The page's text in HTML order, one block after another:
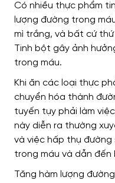
Có nhiều thực phẩm
lượng đường trong
mì trắng, và bất cứ
Tinh bột gây ảnh
trong máu.
Khi ăn các loại thực
chuyển hóa thành
tuyến tụy phải làm
này diễn ra thường
và việc hấp thụ đường
trong máu và dẫn đến
Tăng hàm lượng